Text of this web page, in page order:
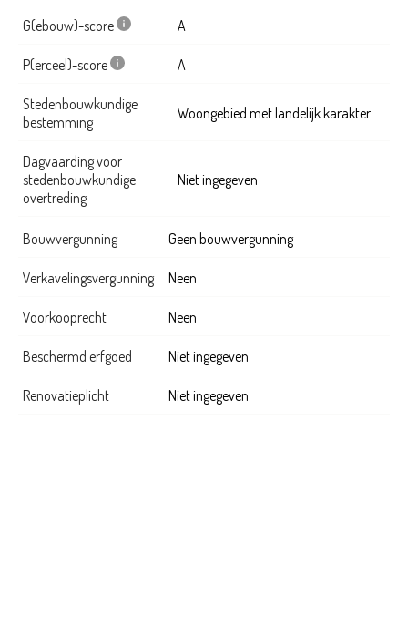
G(ebouw)-score A
P(erceel)-score A
Stedenbouwkundige
bestemming
Woongebied met landelijk karakter
Dagvaarding voor
stedenbouwkundige
overtreding
Niet ingegeven
Bouwvergunning Geen bouwvergunning
Verkavelingsvergunning Neen
Voorkooprecht Neen
Beschermd erfgoed Niet ingegeven
Renovatieplicht Niet ingegeven